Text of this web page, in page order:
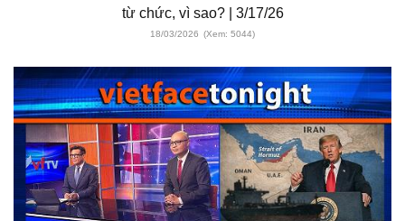
từ chức, vì sao? | 3/17/26
18/03/2026 (Xem: 5044)